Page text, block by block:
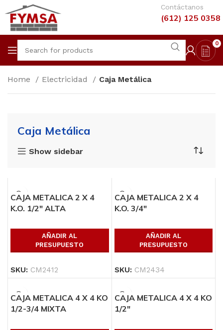
Contáctanos
(612) 125 0358
0
Home Electricidad Caja Metálica
Caja Metálica
Show sidebar
CAJA METALICA 2 X 4
K.O. 1/2″ ALTA
AÑADIR AL
PRESUPUESTO
SKU: CM2412
CAJA METALICA 2 X 4
K.O. 3/4″
AÑADIR AL
PRESUPUESTO
SKU: CM2434
CAJA METALICA 4 X 4 KO
1/2-3/4 MIXTA
CAJA METALICA 4 X 4 KO
1/2″